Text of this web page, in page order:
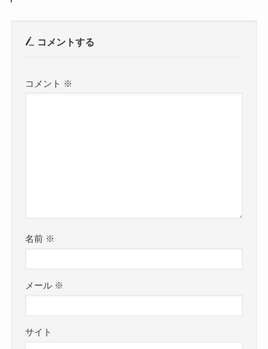
コメントする
コメント ※
名前 ※
メール ※
サイト